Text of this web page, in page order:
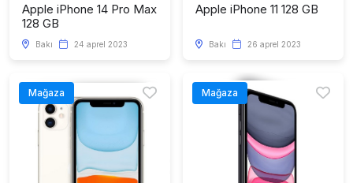
Apple iPhone 14 Pro Max
128 GB
Bakı 24 aprel 2023
Apple iPhone 11 128 GB
Bakı 26 aprel 2023
Mağaza Mağaza